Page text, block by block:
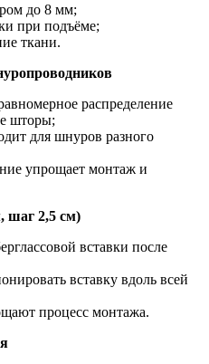
до 8 мм;
при подъёме;
ткани.
распределение
шторы;
для шнуров разного
упрощает монтаж и
шаг 2,5 см)
вставки после
вставку вдоль всей
процесс монтажа.